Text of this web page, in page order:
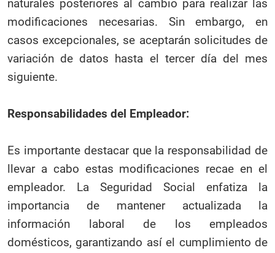
naturales posteriores al cambio para realizar las
modificaciones necesarias. Sin embargo, en
casos excepcionales, se aceptarán solicitudes de
variación de datos hasta el tercer día del mes
siguiente.
Responsabilidades del Empleador:
Es importante destacar que la responsabilidad de
llevar a cabo estas modificaciones recae en el
empleador. La Seguridad Social enfatiza la
importancia de mantener actualizada la
información laboral de los empleados
domésticos, garantizando así el cumplimiento de